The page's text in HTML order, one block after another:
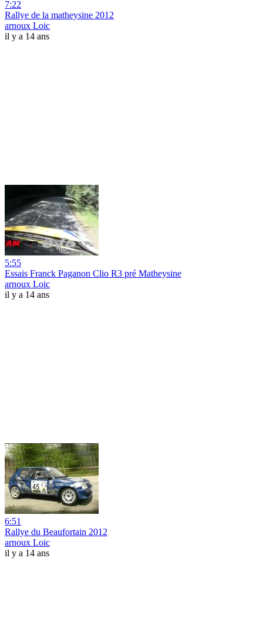
7:22
Rallye de la matheysine 2012
arnoux Loic
il y a 14 ans
5:55
Essais Franck Paganon Clio R3 pré Matheysine
arnoux Loic
il y a 14 ans
6:51
Rallye du Beaufortain 2012
arnoux Loic
il y a 14 ans